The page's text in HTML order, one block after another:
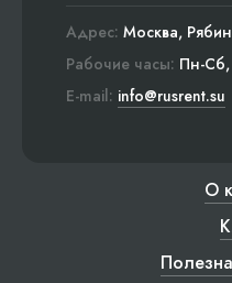
Адрес: Москва,
Рабочие часы: Пн-
E-mail: info@rusrent.su
О